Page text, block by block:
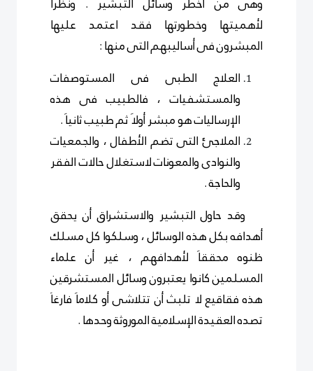
لأهميتها وخطورتها فقد اعتمد عليها
المبشرون فى أساليبهم التى منها :
العلاج الطبى فى المستوصفات
والمستشفيات ، فالطبيب فى هذه
الإرساليات هو مبشر أولاَ ثم طبيب ثانياَ .
الملاجئ التى تضم الأطفال ، والجمعيات
والنوادى والمعونات لاستغلال حالات الفقر
والحاجة .
وقد حاول التبشير والاستشراق أن يحقق
أهدافه بكل هذه الوسائل ، وسلكوا كل مسلك
ظنوه محققاَ لأهدافهم ، غير أن علماء
المسلمين كانوا يعتبرون وسائل المستشرقين
هذه فقاقيع لا تلبث أن تتلاشى أو كلاماَ فارغاَ
تصده العقيدة الإسلامية الموروثة وحدها .